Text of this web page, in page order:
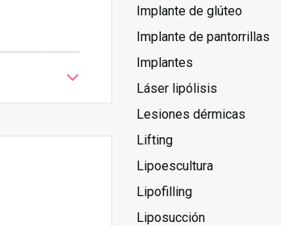
Implante de glúteo
Implante de pantorrillas
Implantes
Láser lipólisis
Lesiones dérmicas
Lifting
Lipoescultura
Lipofilling
Liposucción